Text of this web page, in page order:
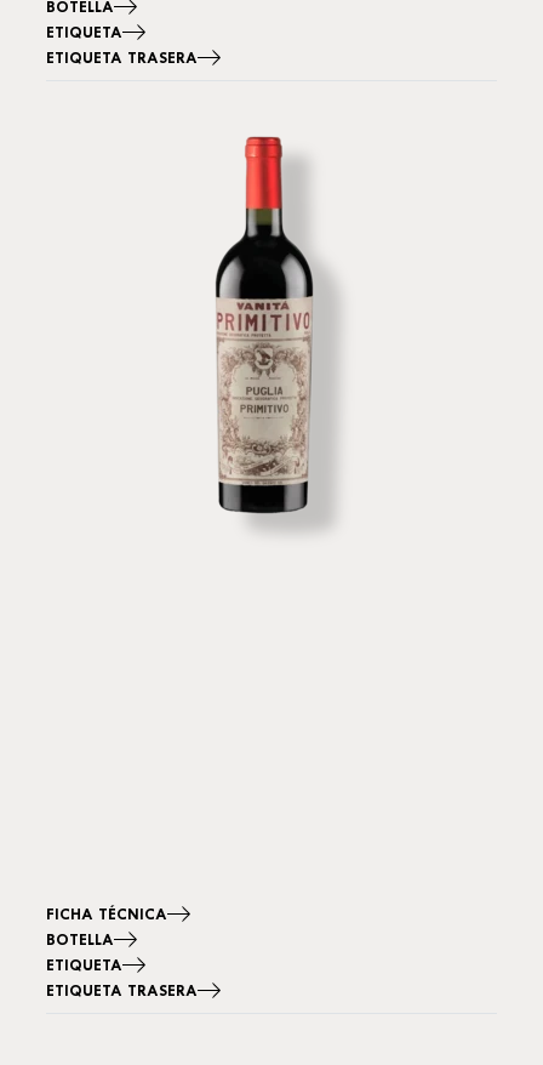
BOTELLA
ETIQUETA
ETIQUETA TRASERA
FICHA TÉCNICA
BOTELLA
ETIQUETA
ETIQUETA TRASERA